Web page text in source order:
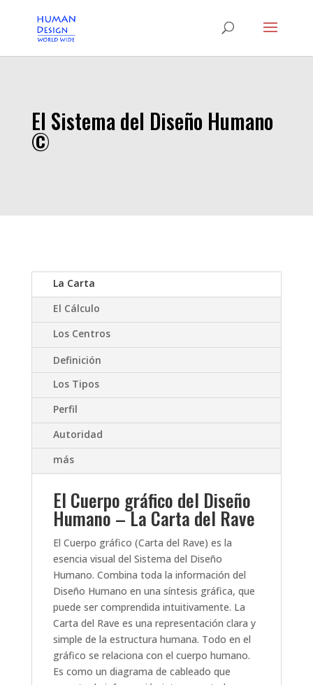
El Sistema del Diseño Humano
©
La Carta
El Cálculo
Los Centros
Definición
Los Tipos
Perfil
Autoridad
más
El Cuerpo gráfico del Diseño
Humano – La Carta del Rave
El Cuerpo gráfico (Carta del Rave) es la
esencia visual del Sistema del Diseño
Humano. Combina toda la información del
Diseño Humano en una síntesis gráfica, que
puede ser comprendida intuitivamente. La
Carta del Rave es una representación clara y
simple de la estructura humana. Todo en el
gráfico se relaciona con el cuerpo humano.
Es como un diagrama de cableado que